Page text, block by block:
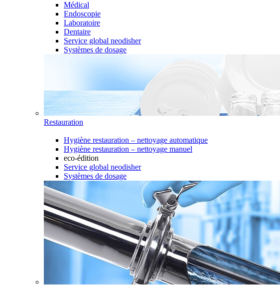
Médical
Endoscopie
Laboratoire
Dentaire
Service global neodisher
Systèmes de dosage
Restauration
Hygiène restauration – nettoyage automatique
Hygiène restauration – nettoyage manuel
eco-édition
Service global neodisher
Systèmes de dosage